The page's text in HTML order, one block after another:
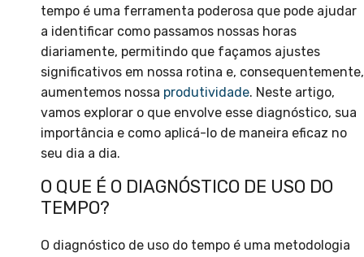
tempo é uma ferramenta poderosa que pode ajudar
a identificar como passamos nossas horas
diariamente, permitindo que façamos ajustes
significativos em nossa rotina e, consequentemente,
aumentemos nossa produtividade. Neste artigo,
vamos explorar o que envolve esse diagnóstico, sua
importância e como aplicá-lo de maneira eficaz no
seu dia a dia.
O QUE É O DIAGNÓSTICO DE USO DO
TEMPO?
O diagnóstico de uso do tempo é uma metodologia